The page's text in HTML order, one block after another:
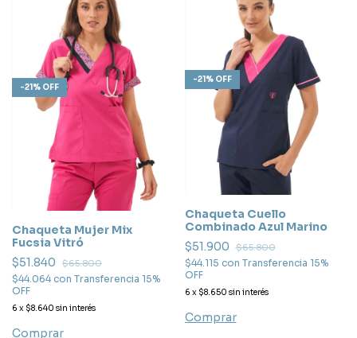
-21% OFF
Chaqueta Mujer Mix
Fucsia Vitró
$51.840
$65.800
$44.064 con Transferencia 15%
OFF
6 x $8.640 sin interés
Comprar
-21% OFF
Chaqueta Cuello
Combinado Azul Marino
$51.900
$65.800
$44.115 con Transferencia 15%
OFF
6 x $8.650 sin interés
Comprar